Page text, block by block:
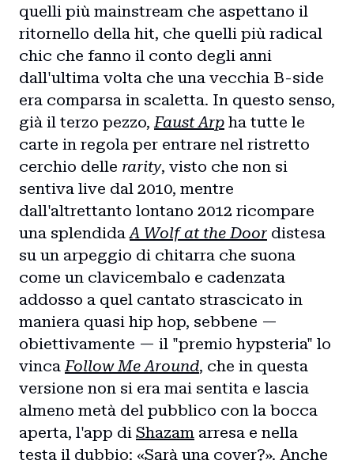
quelli più mainstream che aspettano il
ritornello della hit, che quelli più radical
chic che fanno il conto degli anni
dall'ultima volta che una vecchia B-side
era comparsa in scaletta. In questo senso,
già il terzo pezzo,Faust Arp ha tutte le
carte in regola per entrare nel ristretto
cerchio delle rarity, visto che non si
sentiva live dal 2010, mentre
dall'altrettanto lontano 2012 ricompare
una splendidaA Wolf at the Door distesa
su un arpeggio di chitarra che suona
come un clavicembalo e cadenzata
addosso a quel cantato strascicato in
maniera quasi hip hop, sebbene —
obiettivamente — il "premio hypsteria" lo
vincaFollow Me Around, che in questa
versione non si era mai sentita e lascia
almeno metà del pubblico con la bocca
aperta, l'app di Shazam arresa e nella
testa il dubbio: «Sarà una cover?». Anche